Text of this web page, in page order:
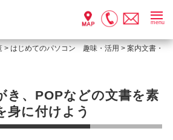
menu
> はじめてのパソコン 趣味・活用 > 案内文書・
き、POPなどの文書を素
身に付けよう